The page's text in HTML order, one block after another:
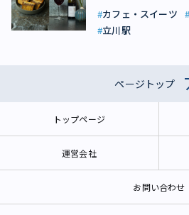
カフェ・スイーツ
立川駅
ページトップ
トップページ
運営会社
お問い合わせ